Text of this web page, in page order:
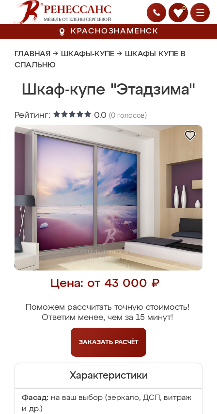
0
КРАСНОЗНАМЕНСК
ГЛАВНАЯ → ШКАФЫ-КУПЕ → ШКАФЫ КУПЕ В
СПАЛЬНЮ
Шкаф-купе "Этадзима"
Рейтинг: 0.0 (0 голосов)
Цена: от 43 000 ₽
Поможем рассчитать точную стоимость!
Ответим менее, чем за 15 минут!
ЗАКАЗАТЬ РАСЧЁТ
Характеристики
Фасад: на ваш выбор (зеркало, ДСП, витраж
и др.)